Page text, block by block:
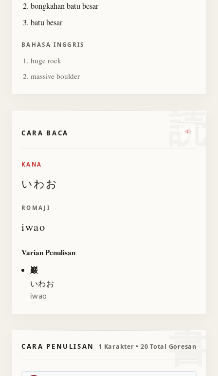
bongkahan batu besar
batu besar
BAHASA INGGRIS
huge rock
massive boulder
読
CARA BACA
KANA
いわお
ROMAJI
iwao
Varian Penulisan
巖
いわお
iwao
書
CARA PENULISAN 1 Karakter • 20 Total Goresan